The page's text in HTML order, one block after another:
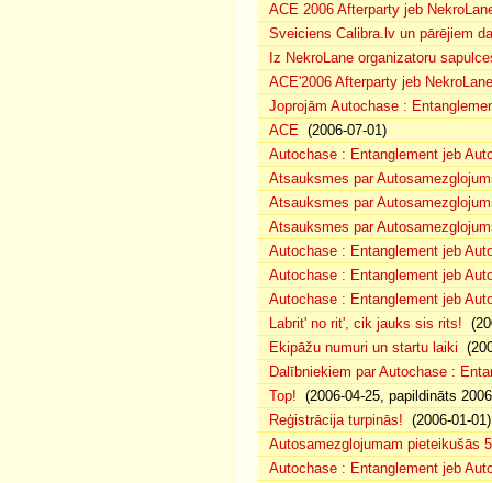
ACE 2006 Afterparty jeb
Sveiciens Calibra.lv un pārējiem
Iz NekroLane organizatoru
ACE'2006 Afterparty jeb
Joprojām Autochase :
ACE (2006-07-01)
Autochase : Entanglement jeb
Atsauksmes par
Atsauksmes par
Atsauksmes par
Autochase : Entanglement jeb
Autochase : Entanglement jeb
Autochase : Entanglement jeb
Labrit' no rit', cik jauks sis rits!
Ekipāžu numuri un startu laiki
Dalībniekiem par Autochase :
Top! (2006-04-25, papildināts
Reģistrācija turpinās! (2006-01-01)
Autosamezglojumam pieteikušās
Autochase : Entanglement jeb